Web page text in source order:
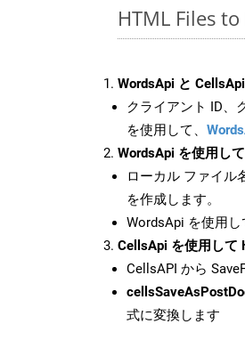
HTML Files
WordsApi と
クライアント ID、
を使用して、
WordsApi を使用し
ローカル ファイル
を作成します。
WordsApi を使用し
CellsApi を使用して
CellsAPI から
式に変換します